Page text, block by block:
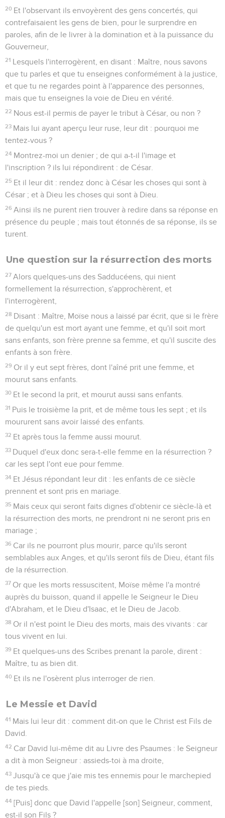
20 Et l'observant ils envoyèrent des gens concertés, qui
contrefaisaient les gens de bien, pour le surprendre en
paroles, afin de le livrer à la domination et à la puissance du
Gouverneur,
21 Lesquels l'interrogèrent, en disant : Maître, nous savons
que tu parles et que tu enseignes conformément à la justice,
et que tu ne regardes point à l'apparence des personnes,
mais que tu enseignes la voie de Dieu en vérité.
22 Nous est-il permis de payer le tribut à César, ou non ?
23 Mais lui ayant aperçu leur ruse, leur dit : pourquoi me
tentez-vous ?
24 Montrez-moi un denier ; de qui a-t-il l'image et
l'inscription ? ils lui répondirent : de César.
25 Et il leur dit : rendez donc à César les choses qui sont à
César ; et à Dieu les choses qui sont à Dieu.
26 Ainsi ils ne purent rien trouver à redire dans sa réponse en
présence du peuple ; mais tout étonnés de sa réponse, ils se
turent.
Une question sur la résurrection des morts
27 Alors quelques-uns des Sadducéens, qui nient
formellement la résurrection, s'approchèrent, et
l'interrogèrent,
28 Disant : Maître, Moïse nous a laissé par écrit, que si le frère
de quelqu'un est mort ayant une femme, et qu'il soit mort
sans enfants, son frère prenne sa femme, et qu'il suscite des
enfants à son frère.
29 Or il y eut sept frères, dont l'aîné prit une femme, et
mourut sans enfants.
30 Et le second la prit, et mourut aussi sans enfants.
31 Puis le troisième la prit, et de même tous les sept ; et ils
moururent sans avoir laissé des enfants.
32 Et après tous la femme aussi mourut.
33 Duquel d'eux donc sera-t-elle femme en la résurrection ?
car les sept l'ont eue pour femme.
34 Et Jésus répondant leur dit : les enfants de ce siècle
prennent et sont pris en mariage.
35 Mais ceux qui seront faits dignes d'obtenir ce siècle-là et
la résurrection des morts, ne prendront ni ne seront pris en
mariage ;
36 Car ils ne pourront plus mourir, parce qu'ils seront
semblables aux Anges, et qu'ils seront fils de Dieu, étant fils
de la résurrection.
37 Or que les morts ressuscitent, Moïse même l'a montré
auprès du buisson, quand il appelle le Seigneur le Dieu
d'Abraham, et le Dieu d'Isaac, et le Dieu de Jacob.
38 Or il n'est point le Dieu des morts, mais des vivants : car
tous vivent en lui.
39 Et quelques-uns des Scribes prenant la parole, dirent :
Maître, tu as bien dit.
40 Et ils ne l'osèrent plus interroger de rien.
Le Messie et David
41 Mais lui leur dit : comment dit-on que le Christ est Fils de
David.
42 Car David lui-même dit au Livre des Psaumes : le Seigneur
a dit à mon Seigneur : assieds-toi à ma droite,
43 Jusqu'à ce que j'aie mis tes ennemis pour le marchepied
de tes pieds.
44 [Puis] donc que David l'appelle [son] Seigneur, comment,
est-il son Fils ?